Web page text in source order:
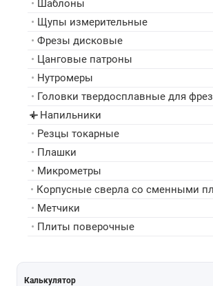
• Шаблоны
• Щупы измерительные
• Фрезы дисковые
• Цанговые патроны
• Нутромеры
• Головки твердосплавные для фрез
▸ Напильники
• Резцы токарные
• Плашки
• Микрометры
•
• Метчики
• Плиты поверочные
Калькулятор